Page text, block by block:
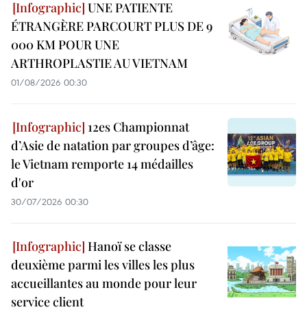
UNE PATIENTE
ÉTRANGÈRE PARCOURT PLUS DE 9
000 KM POUR UNE
ARTHROPLASTIE AU VIETNAM
01/08/2026 00:30
12es Championnat
d’Asie de natation par groupes d’âge:
le Vietnam remporte 14 médailles
d'or
30/07/2026 00:30
Hanoï se classe
deuxième parmi les villes les plus
accueillantes au monde pour leur
service client